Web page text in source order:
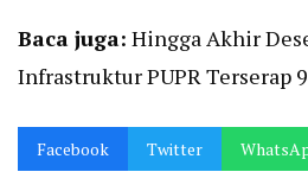
Baca juga: Hingga Akhir
Infrastruktur PUPR Terserap
Facebook Twitter